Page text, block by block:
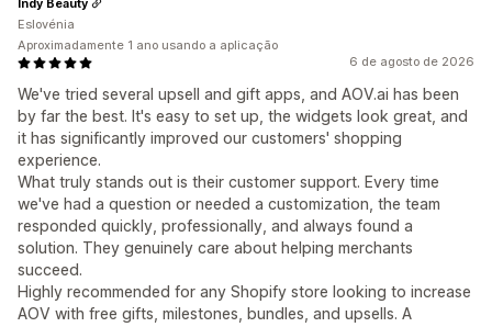
6 de agosto de 2026
We've tried several upsell and gift apps, and AOV.ai has been
by far the best. It's easy to set up, the widgets look great, and
it has significantly improved our customers' shopping
experience.
What truly stands out is their customer support. Every time
we've had a question or needed a customization, the team
responded quickly, professionally, and always found a
solution. They genuinely care about helping merchants
succeed.
Highly recommended for any Shopify store looking to increase
AOV with free gifts, milestones, bundles, and upsells. A
Indy Beauty
Eslovénia
Aproximadamente 1 ano usando a aplicação